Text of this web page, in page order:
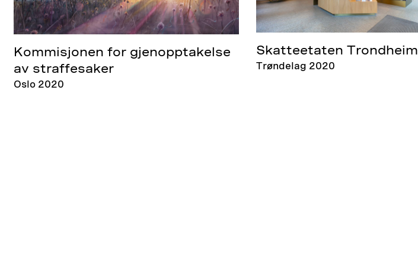
Kommisjonen for gjenopptakelse
av straffesaker
Oslo 2020
Skatteetaten Trondheim
Trøndelag 2020